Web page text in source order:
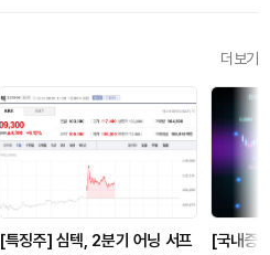
더보기
[특징주] 심텍, 2분기 어닝 서프
[국내증